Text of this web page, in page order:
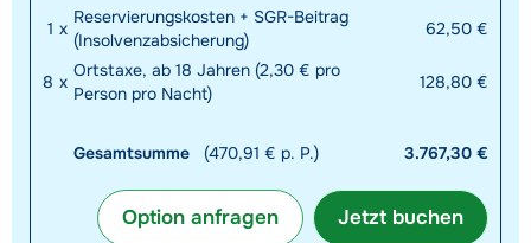
1 x
Reservierungskosten + SGR-Beitrag
(Insolvenzabsicherung)
62,50 €
8 x
Ortstaxe, ab 18 Jahren (2,30 € pro
Person pro Nacht)
128,80 €
Gesamtsumme (470,91 € p. P.) 3.767,30 €
Jetzt buchen
Option anfragen